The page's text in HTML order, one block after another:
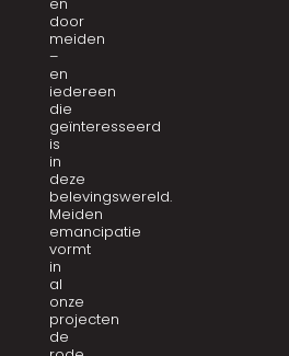
door
meiden
–
en
iedereen
die
geïnteresseerd
is
in
deze
belevingswereld.
Meiden
emancipatie
vormt
in
al
onze
projecten
de